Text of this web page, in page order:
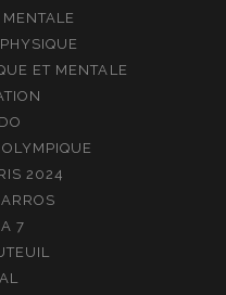
ET MENTALE
2024
7